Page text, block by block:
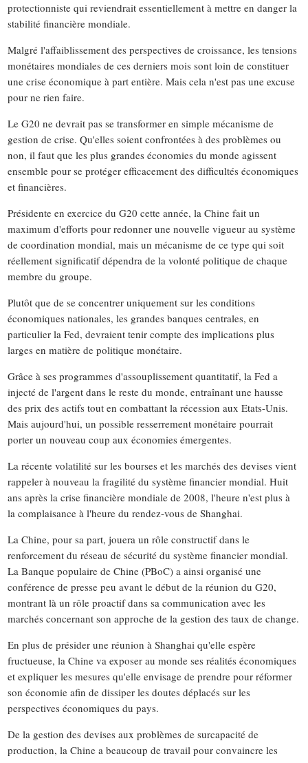
protectionniste qui reviendrait essentiellement à mettre en danger la
stabilité financière mondiale.
Malgré l'affaiblissement des perspectives de croissance, les tensions
monétaires mondiales de ces derniers mois sont loin de constituer
une crise économique à part entière. Mais cela n'est pas une excuse
pour ne rien faire.
Le G20 ne devrait pas se transformer en simple mécanisme de
gestion de crise. Qu'elles soient confrontées à des problèmes ou
non, il faut que les plus grandes économies du monde agissent
ensemble pour se protéger efficacement des difficultés économiques
et financières.
Présidente en exercice du G20 cette année, la Chine fait un
maximum d'efforts pour redonner une nouvelle vigueur au système
de coordination mondial, mais un mécanisme de ce type qui soit
réellement significatif dépendra de la volonté politique de chaque
membre du groupe.
Plutôt que de se concentrer uniquement sur les conditions
économiques nationales, les grandes banques centrales, en
particulier la Fed, devraient tenir compte des implications plus
larges en matière de politique monétaire.
Grâce à ses programmes d'assouplissement quantitatif, la Fed a
injecté de l'argent dans le reste du monde, entraînant une hausse
des prix des actifs tout en combattant la récession aux Etats-Unis.
Mais aujourd'hui, un possible resserrement monétaire pourrait
porter un nouveau coup aux économies émergentes.
La récente volatilité sur les bourses et les marchés des devises vient
rappeler à nouveau la fragilité du système financier mondial. Huit
ans après la crise financière mondiale de 2008, l'heure n'est plus à
la complaisance à l'heure du rendez-vous de Shanghai.
La Chine, pour sa part, jouera un rôle constructif dans le
renforcement du réseau de sécurité du système financier mondial.
La Banque populaire de Chine (PBoC) a ainsi organisé une
conférence de presse peu avant le début de la réunion du G20,
montrant là un rôle proactif dans sa communication avec les
marchés concernant son approche de la gestion des taux de change.
En plus de présider une réunion à Shanghai qu'elle espère
fructueuse, la Chine va exposer au monde ses réalités économiques
et expliquer les mesures qu'elle envisage de prendre pour réformer
son économie afin de dissiper les doutes déplacés sur les
perspectives économiques du pays.
De la gestion des devises aux problèmes de surcapacité de
production, la Chine a beaucoup de travail pour convaincre les